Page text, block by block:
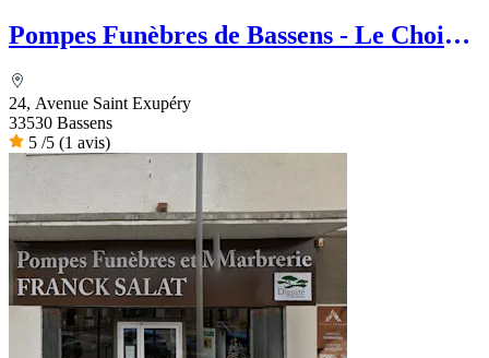
Pompes Funèbres de Bassens - Le Choix
24, Avenue Saint Exupéry
33530 Bassens
5 /5 (1 avis)